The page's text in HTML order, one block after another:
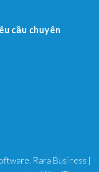
cầu chuyên
. Rara Business |